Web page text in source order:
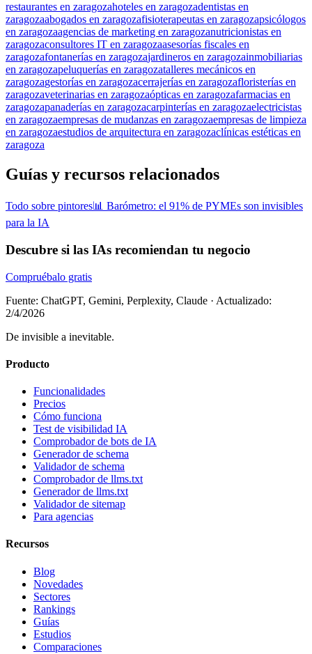
restaurantes en zaragozahoteles en zaragozadentistas en
zaragozaabogados en zaragozafisioterapeutas en zaragozapsicólogos
en zaragozaagencias de marketing en zaragozanutricionistas en
zaragozaconsultores IT en zaragozaasesorías fiscales en
zaragozafontanerías en zaragozajardineros en zaragozainmobiliarias
en zaragozapeluquerías en zaragozatalleres mecánicos en
zaragozagestorías en zaragozacerrajerías en zaragozafloristerías en
zaragozaveterinarias en zaragozaópticas en zaragozafarmacias en
zaragozapanaderías en zaragozacarpinterías en zaragozaelectricistas
en zaragozaempresas de mudanzas en zaragozaempresas de limpieza
en zaragozaestudios de arquitectura en zaragozaclínicas estéticas en
zaragoza
Guías y recursos relacionados
Todo sobre pintores📊 Barómetro: el 91% de PYMEs son invisibles
para la IA
Descubre si las IAs recomiendan tu negocio
Compruébalo gratis
Fuente: ChatGPT, Gemini, Perplexity, Claude · Actualizado:
2/4/2026
De invisible a inevitable.
Producto
Funcionalidades
Precios
Cómo funciona
Test de visibilidad IA
Comprobador de bots de IA
Generador de schema
Validador de schema
Comprobador de llms.txt
Generador de llms.txt
Validador de sitemap
Para agencias
Recursos
Blog
Novedades
Sectores
Rankings
Guías
Estudios
Comparaciones